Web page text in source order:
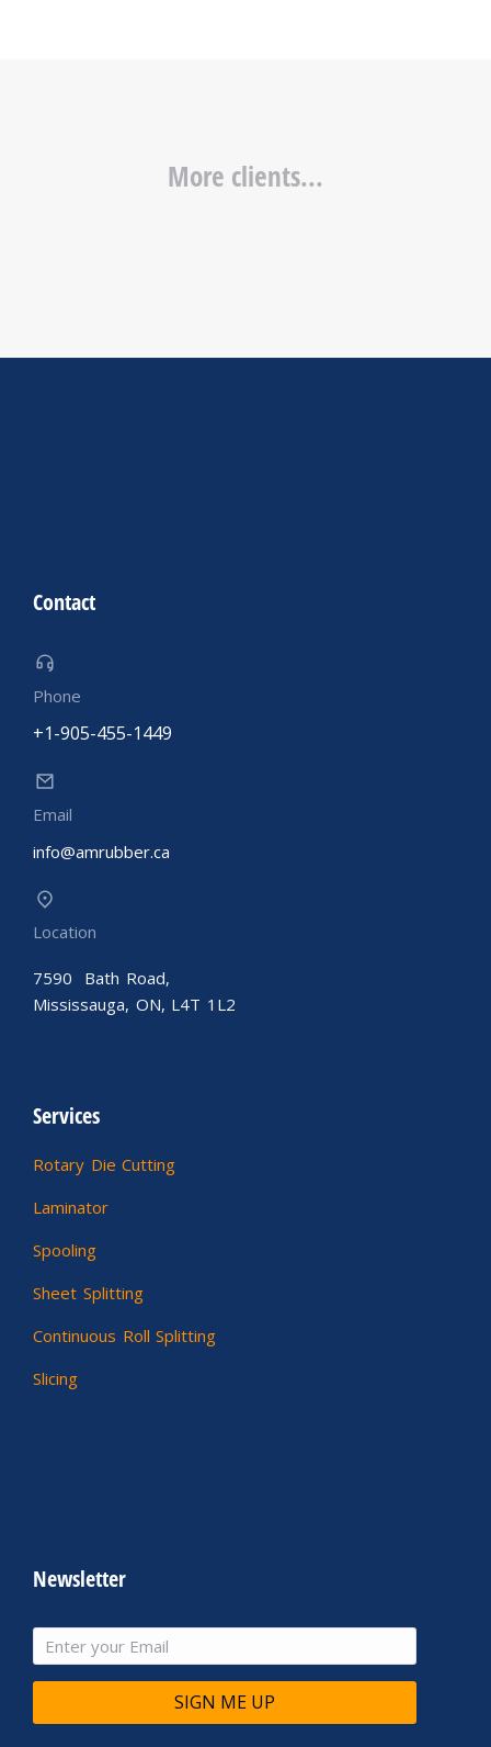
More clients...
Contact
Phone
+1-905-455-1449
Email
info@amrubber.ca
Location
7590 Bath Road,
Mississauga, ON, L4T 1L2
Services
Rotary Die Cutting
Laminator
Spooling
Sheet Splitting
Continuous Roll Splitting
Slicing
Newsletter
SIGN ME UP